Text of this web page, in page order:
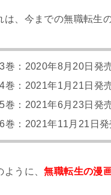
は、今までの無職転生
巻：2020年8月20日発
巻：2021年1月21日発
巻：2021年6月23日発
巻：2021年11月21日発
ように、無職転生の漫